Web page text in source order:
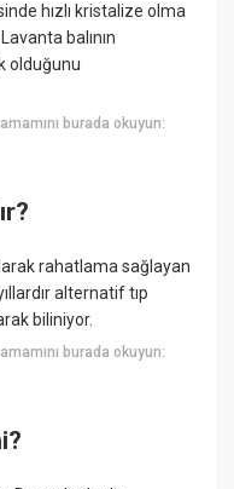
hızlı kristalize olma
balının
olduğunu
burada okuyun:
rahatlama sağlayan
alternatif tıp
biliniyor.
burada okuyun: